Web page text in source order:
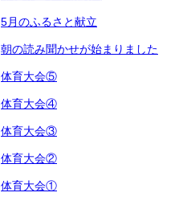
5月のふるさと献立
朝の読み聞かせが始まりました
体育大会⑤
体育大会④
体育大会③
体育大会②
体育大会①